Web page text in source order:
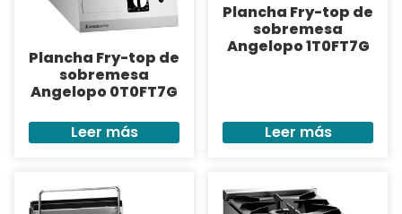
Plancha Fry-top de
sobremesa
Angelopo 0T0FT7G
Leer más
Plancha Fry-top de
sobremesa
Angelopo 1T0FT7G
Leer más